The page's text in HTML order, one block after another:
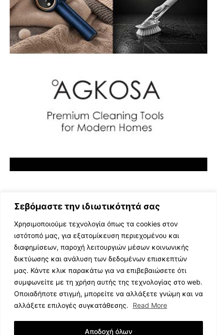
Σεβόμαστε την ιδιωτικότητά σας
Χρησιμοποιούμε τεχνολογία όπως τα cookies στον
ιστότοπό μας, για εξατομίκευση περιεχομένου και
διαφημίσεων, παροχή λειτουργιών μέσων κοινωνικής
δικτύωσης και ανάλυση των δεδομένων επισκεπτών
μας. Κάντε κλικ παρακάτω για να επιβεβαιώσετε ότι
συμφωνείτε με τη χρήση αυτής της τεχνολογίας στο web.
Οποιαδήποτε στιγμή, μπορείτε να αλλάξετε γνώμη και να
αλλάξετε επιλογές συγκατάθεσης.
Read More
Αποδοχή όλων
ΕΛΛΗΝΙΚΗ ΜΟΥΣΙΚΗ
TV SHOWS
EVENTS
ΘΕΑΤΡΟ
ΔΙΑΓΩΝΙΣΜΟΙ
STOA CULTURA